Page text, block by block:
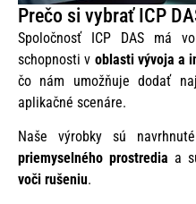
Prečo si vybrať ICP
Spoločnosť ICP DAS má
schopnosti v oblasti vývoja a
čo nám umožňuje dodať
aplikačné scenáre.
Naše výrobky sú
priemyselného prostredia a
voči rušeniu.